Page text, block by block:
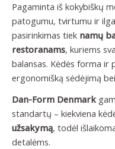
Pagaminta iš kokybiškų
patogumu, tvirtumu ir
pasirinkimas tiek namų
restoranams, kuriems
balansas. Kėdės forma
ergonomišką sėdėjimą
Dan-Form Denmark
standartų – kiekviena
užsakymą, todėl
detalėms.